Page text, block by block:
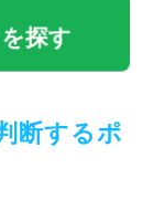
探す
断するポ